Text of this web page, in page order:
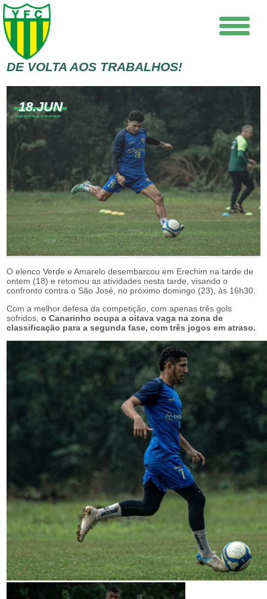
DE VOLTA AOS TRABALHOS!
18.JUN
O elenco Verde e Amarelo desembarcou em Erechim na tarde de
ontem (18) e retomou as atividades nesta tarde, visando o
confronto contra o São José, no próximo domingo (23), às 16h30.
Com a melhor defesa da competição, com apenas três gols
sofridos,o Canarinho ocupa a oitava vaga na zona de
classificação para a segunda fase, com três jogos em atraso.